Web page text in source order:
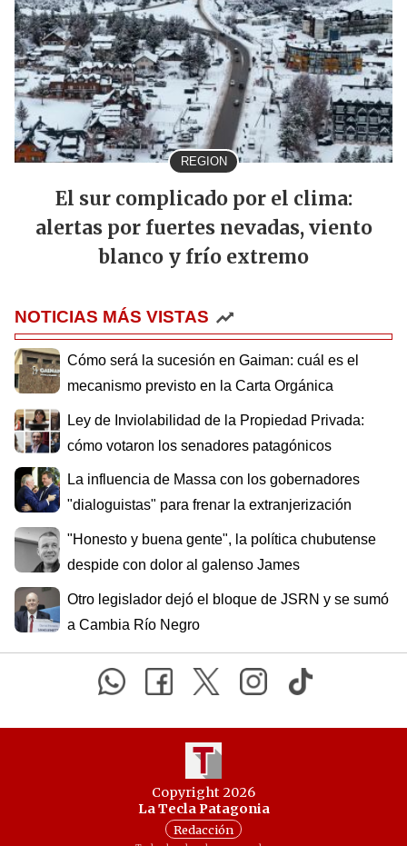
REGION
El sur complicado por el clima:
alertas por fuertes nevadas, viento
blanco y frío extremo
NOTICIAS MÁS VISTAS
Cómo será la sucesión en Gaiman: cuál es el
mecanismo previsto en la Carta Orgánica
Ley de Inviolabilidad de la Propiedad Privada:
cómo votaron los senadores patagónicos
La influencia de Massa con los gobernadores
"dialoguistas" para frenar la extranjerización
"Honesto y buena gente", la política chubutense
despide con dolor al galenso James
Otro legislador dejó el bloque de JSRN y se sumó
a Cambia Río Negro
Copyright 2026
La Tecla Patagonia
Redacción